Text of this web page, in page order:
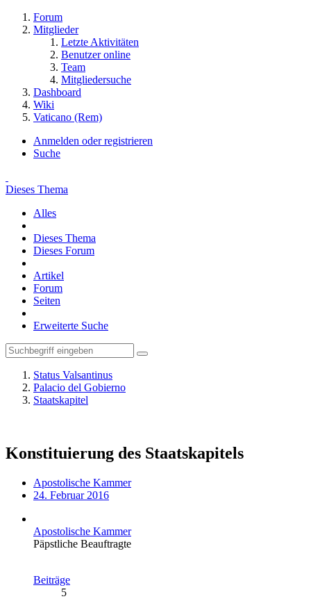
Forum
Mitglieder
Letzte Aktivitäten
Benutzer online
Team
Mitgliedersuche
Dashboard
Wiki
Vaticano (Rem)
Anmelden oder registrieren
Suche
Dieses Thema
Alles
Dieses Thema
Dieses Forum
Artikel
Forum
Seiten
Erweiterte Suche
Status Valsantinus
Palacio del Gobierno
Staatskapitel
Konstituierung des Staatskapitels
Apostolische Kammer
24. Februar 2016
Apostolische Kammer
Päpstliche Beauftragte
Beiträge
5